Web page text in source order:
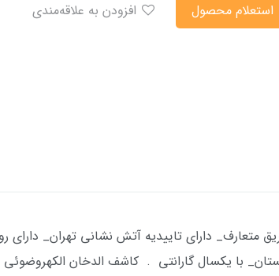
متعارف_ دارای تاییدیه آتش نشانی تهران_